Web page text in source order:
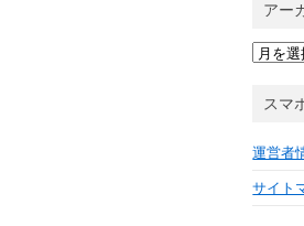
アー
ア
ー
ブスマ
運営者
サイト